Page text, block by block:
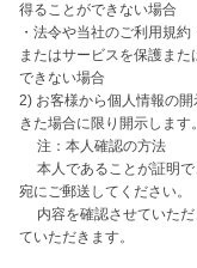
得ることができない場合
・法令や当社のご利用規
またはサービスを保護ま
できない場合
2) お客様から個人情報の
きた場合に限り開示します。
注：本人確認の方法
本人であることが証明で
宛にご郵送してください。
内容を確認させていただ
ていただきます。